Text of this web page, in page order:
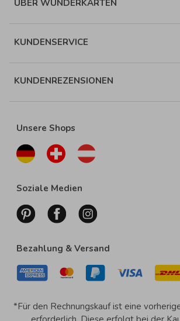
ÜBER WUNDERKARTEN
KUNDENSERVICE
KUNDENREZENSIONEN
Unsere Shops
Soziale Medien
Bezahlung & Versand
*Für den Rechnungskauf ist eine